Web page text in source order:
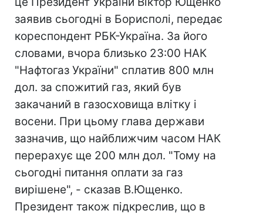
заявив сьогодні в Борисполі, передає
кореспондент РБК-Україна. За його
словами, вчора близько 23:00 НАК
"Нафтогаз України" сплатив 800 млн
дол. за спожитий газ, який був
закачаний в газосховища влітку і
восени. При цьому глава держави
зазначив, що найближчим часом НАК
перерахує ще 200 млн дол. "Тому на
сьогодні питання оплати за газ
вирішене", - сказав В.Ющенко.
Президент також підкреслив, що в